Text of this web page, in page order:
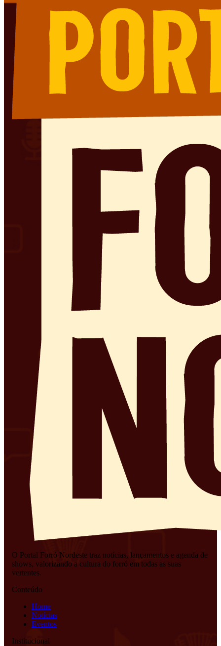
O Portal Forró Nordeste traz notícias, lançamentos e agenda de
shows, valorizando a cultura do forró em todas as suas
vertentes.
Conteúdo
Home
Notícias
Eventos
Institucional